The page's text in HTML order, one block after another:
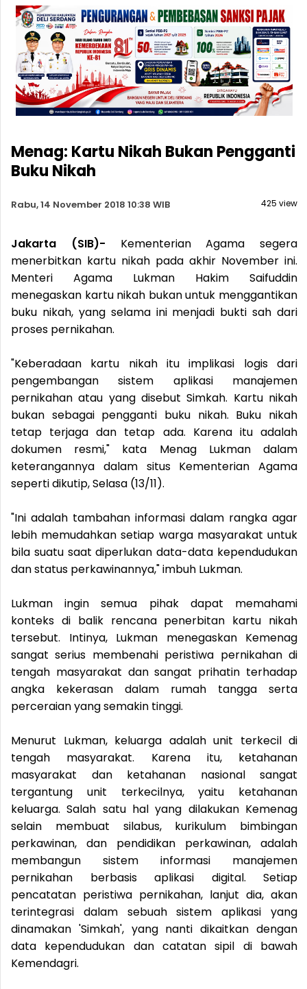
Menag: Kartu Nikah Bukan Pengganti
Buku Nikah
Rabu, 14 November 2018 10:38 WIB 425 view
Jakarta (SIB)- Kementerian Agama segera
menerbitkan kartu nikah pada akhir November ini.
Menteri Agama Lukman Hakim Saifuddin
menegaskan kartu nikah bukan untuk menggantikan
buku nikah, yang selama ini menjadi bukti sah dari
proses pernikahan.
"Keberadaan kartu nikah itu implikasi logis dari
pengembangan sistem aplikasi manajemen
pernikahan atau yang disebut Simkah. Kartu nikah
bukan sebagai pengganti buku nikah. Buku nikah
tetap terjaga dan tetap ada. Karena itu adalah
dokumen resmi," kata Menag Lukman dalam
keterangannya dalam situs Kementerian Agama
seperti dikutip, Selasa (13/11).
"Ini adalah tambahan informasi dalam rangka agar
lebih memudahkan setiap warga masyarakat untuk
bila suatu saat diperlukan data-data kependudukan
dan status perkawinannya," imbuh Lukman.
Lukman ingin semua pihak dapat memahami
konteks di balik rencana penerbitan kartu nikah
tersebut. Intinya, Lukman menegaskan Kemenag
sangat serius membenahi peristiwa pernikahan di
tengah masyarakat dan sangat prihatin terhadap
angka kekerasan dalam rumah tangga serta
perceraian yang semakin tinggi.
Menurut Lukman, keluarga adalah unit terkecil di
tengah masyarakat. Karena itu, ketahanan
masyarakat dan ketahanan nasional sangat
tergantung unit terkecilnya, yaitu ketahanan
keluarga. Salah satu hal yang dilakukan Kemenag
selain membuat silabus, kurikulum bimbingan
perkawinan, dan pendidikan perkawinan, adalah
membangun sistem informasi manajemen
pernikahan berbasis aplikasi digital. Setiap
pencatatan peristiwa pernikahan, lanjut dia, akan
terintegrasi dalam sebuah sistem aplikasi yang
dinamakan 'Simkah', yang nanti dikaitkan dengan
data kependudukan dan catatan sipil di bawah
Kemendagri.